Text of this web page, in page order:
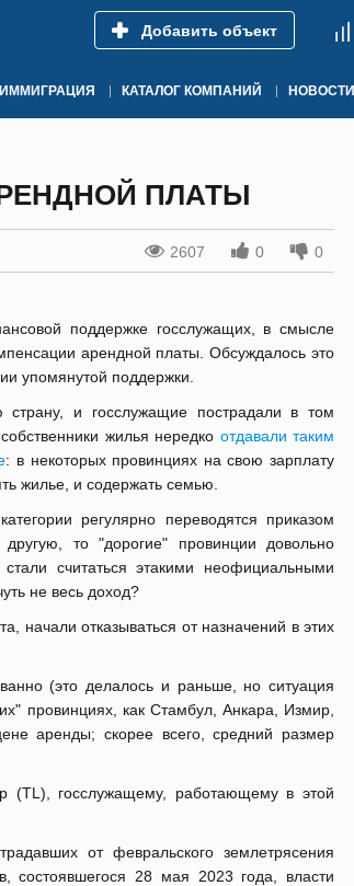
Добавить объект
ИММИГРАЦИЯ КАТАЛОГ КОМПАНИЙ НОВОСТИ
ПЛАТЫ
2607 0 0
поддержке госслужащих, в смысле
арендной платы. Обсуждалось это
упомянутой поддержки.
и госслужащие пострадали в том
жилья нередко отдавали таким
: в некоторых провинциях на свою зарплату
жилье, и содержать семью.
регулярно переводятся приказом
то "дорогие" провинции довольно
считаться этакими неофициальными
не весь доход?
начали отказываться от назначений в этих
(это делалось и раньше, но ситуация
провинциях, как Стамбул, Анкара, Измир,
аренды; скорее всего, средний размер
(TL), госслужащему, работающему в этой
от февральского землетрясения
состоявшегося 28 мая 2023 года, власти